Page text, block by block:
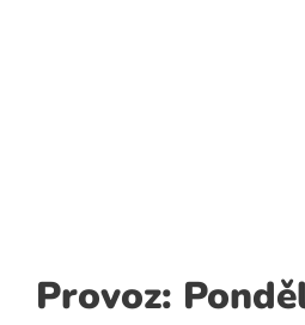
Provoz: